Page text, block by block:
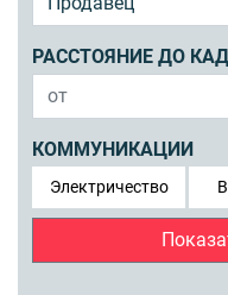
РАССТОЯНИЕ ДО КАД
КОММУНИКАЦИИ
Электричество